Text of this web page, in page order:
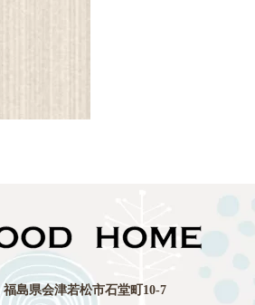
福島県会津若松市石堂町10-7